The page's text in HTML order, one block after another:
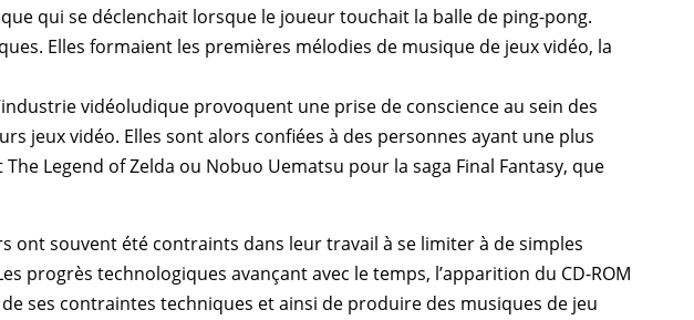
qui se déclenchait lorsque le joueur touchait la balle de ping-pong.
Elles formaient les premières mélodies de musique de jeux vidéo, la
industrie vidéoludiqueprovoquent une prise de conscience au sein des
jeux vidéo. Elles sont alors confiées à des personnes ayant une plus
The Legend of Zelda ou Nobuo Uematsu pour la saga Final Fantasy, que
ont souvent été contraints dans leur travail à se limiter à de simples
progrès technologiques avançant avec le temps, l’apparition du CD-ROM
ses contraintes techniques et ainsi de produire des musiques de jeu